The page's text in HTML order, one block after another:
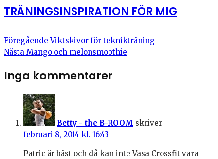
TRÄNINGSINSPIRATION FÖR MIG
Föregående Viktskivor för teknikträning
Nästa Mango och melonsmoothie
Inga kommentarer
Betty - the B-ROOM skriver:
februari 8, 2014 kl. 16:43
Patric är bäst och då kan inte Vasa Crossfit vara